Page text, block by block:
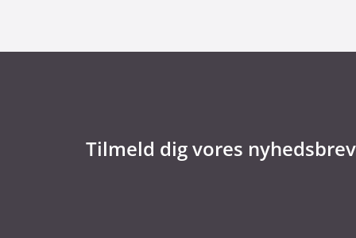
Tilmeld dig vores nyhedsbrev